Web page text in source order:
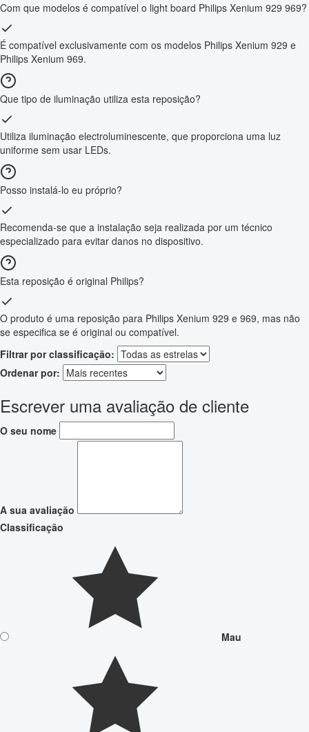
Com que modelos é compatível o light board Philips Xenium 929 969?
É compatível exclusivamente com os modelos Philips Xenium 929 e
Philips Xenium 969.
Que tipo de iluminação utiliza esta reposição?
Utiliza iluminação electroluminescente, que proporciona uma luz
uniforme sem usar LEDs.
Posso instalá-lo eu próprio?
Recomenda-se que a instalação seja realizada por um técnico
especializado para evitar danos no dispositivo.
Esta reposição é original Philips?
O produto é uma reposição para Philips Xenium 929 e 969, mas não
se especifica se é original ou compatível.
Filtrar por classificação:
Ordenar por:
Escrever uma avaliação de cliente
O seu nome
A sua avaliação
Classificação
Mau